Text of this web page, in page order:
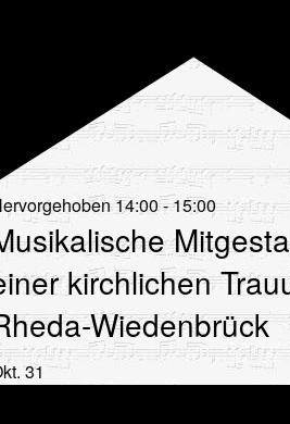
14:00-15:00
kirchlichen
Wiedenbrück
31